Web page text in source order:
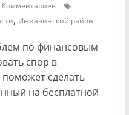
Комментариев
, Инжавинский район
по финансовым
спор в
сделать
на бесплатной